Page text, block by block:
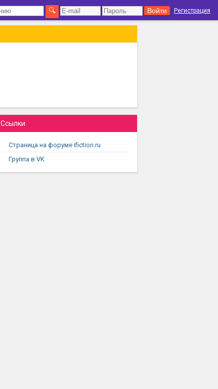
Регистрация
Ссылки
Страница на форуме ifiction.ru
Группа в VK